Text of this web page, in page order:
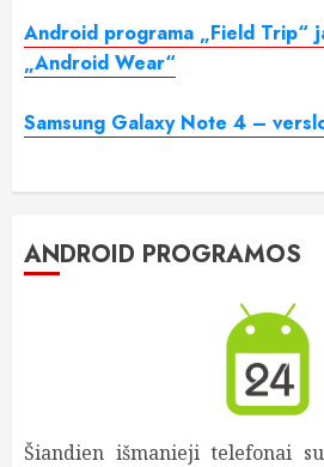
Android programa „Field Trip“
„Android Wear“
Samsung Galaxy Note 4 –
ANDROID PROGRAMOS
Šiandien išmanieji telefonai